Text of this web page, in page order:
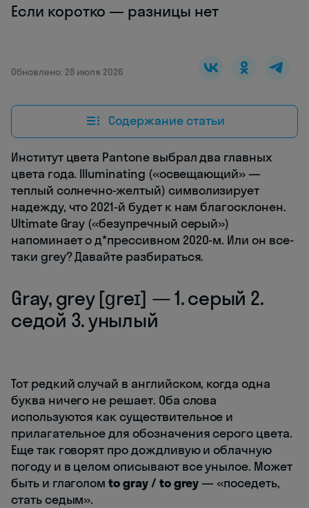
Если коротко — разницы нет
Обновлено: 28 июля 2026
Содержание статьи
Институт цвета Pantone выбрал два главных
цвета года. Illuminating («освещающий» —
теплый солнечно-желтый) символизирует
надежду, что 2021-й будет к нам благосклонен.
Ultimate Gray («безупречный серый»)
напоминает о д*прессивном 2020-м. Или он все-
таки grey? Давайте разбираться.
Gray, grey [ɡreɪ] — 1. серый 2.
седой 3. унылый
Тот редкий случай в английском, когда одна
буква ничего не решает. Оба слова
используются как существительное и
прилагательное для обозначения серого цвета.
Еще так говорят про дождливую и облачную
погоду и в целом описывают все унылое. Может
быть и глаголомto gray / to grey — «поседеть,
стать седым».